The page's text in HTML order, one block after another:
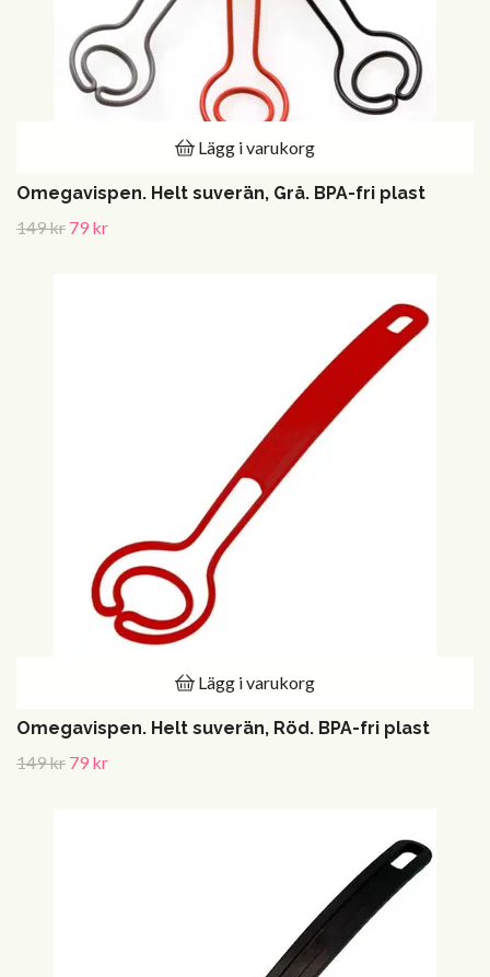
Lägg i varukorg
Omegavispen. Helt suverän, Grå. BPA-fri plast
149 kr 79 kr
Lägg i varukorg
Omegavispen. Helt suverän, Röd. BPA-fri plast
149 kr 79 kr